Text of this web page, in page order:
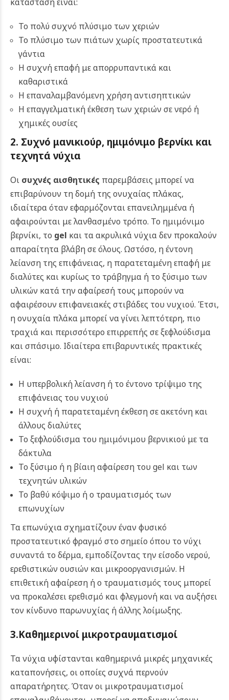
Το πολύ συχνό πλύσιμο των χεριών
Το πλύσιμο των πιάτων χωρίς προστατευτικά
γάντια
Η συχνή επαφή με απορρυπαντικά και
καθαριστικά
Η επαναλαμβανόμενη χρήση αντισηπτικών
Η επαγγελματική έκθεση των χεριών σε νερό ή
χημικές ουσίες
2. Συχνό μανικιούρ, ημιμόνιμο βερνίκι και
τεχνητά νύχια
Οι συχνές αισθητικές παρεμβάσεις μπορεί να
επιβαρύνουν τη δομή της ονυχαίας πλάκας,
ιδιαίτερα όταν εφαρμόζονται επανειλημμένα ή
αφαιρούνται με λανθασμένο τρόπο. Το ημιμόνιμο
βερνίκι, το gel και τα ακρυλικά νύχια δεν προκαλούν
απαραίτητα βλάβη σε όλους. Ωστόσο, η έντονη
λείανση της επιφάνειας, η παρατεταμένη επαφή με
διαλύτες και κυρίως το τράβηγμα ή το ξύσιμο των
υλικών κατά την αφαίρεσή τους μπορούν να
αφαιρέσουν επιφανειακές στιβάδες του νυχιού. Έτσι,
η ονυχαία πλάκα μπορεί να γίνει λεπτότερη, πιο
τραχιά και περισσότερο επιρρεπής σε ξεφλούδισμα
και σπάσιμο. Ιδιαίτερα επιβαρυντικές πρακτικές
είναι:
Η υπερβολική λείανση ή το έντονο τρίψιμο της
επιφάνειας του νυχιού
Η συχνή ή παρατεταμένη έκθεση σε ακετόνη και
άλλους διαλύτες
Το ξεφλούδισμα του ημιμόνιμου βερνικιού με τα
δάκτυλα
Το ξύσιμο ή η βίαιη αφαίρεση του gel και των
τεχνητών υλικών
Το βαθύ κόψιμο ή ο τραυματισμός των
επωνυχίων
Τα επωνύχια σχηματίζουν έναν φυσικό
προστατευτικό φραγμό στο σημείο όπου το νύχι
συναντά το δέρμα, εμποδίζοντας την είσοδο νερού,
ερεθιστικών ουσιών και μικροοργανισμών. Η
επιθετική αφαίρεση ή ο τραυματισμός τους μπορεί
να προκαλέσει ερεθισμό και φλεγμονή και να αυξήσει
τον κίνδυνο παρωνυχίας ή άλλης λοίμωξης.
3.Καθημερινοί μικροτραυματισμοί
Τα νύχια υφίστανται καθημερινά μικρές μηχανικές
καταπονήσεις, οι οποίες συχνά περνούν
απαρατήρητες. Όταν οι μικροτραυματισμοί